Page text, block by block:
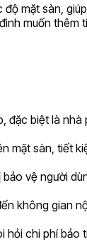
mặt sàn,
muốn thêm
đặc biệt là
mặt sàn, tiết
vệ người
không gian
chi phí